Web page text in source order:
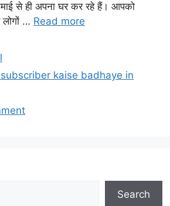
से ही अपना घर कर रहे हैं। आपको
लोगों … Read more
kaise badhaye in
Search